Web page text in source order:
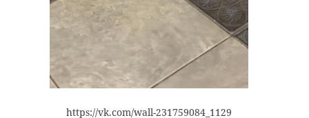
https://vk.com/wall-231759084_1129